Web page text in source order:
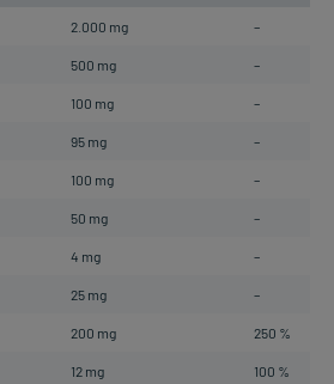
2.000 mg –
500 mg –
100 mg –
95 mg –
100 mg –
50 mg –
4 mg –
25 mg –
200 mg 250 %
12 mg 100 %